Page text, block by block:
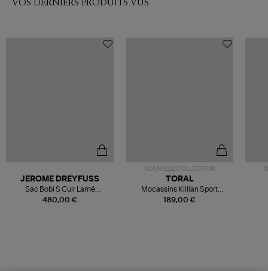
480,00 €
JEROME DREYFUSS
Sac Bobi S Cuir Lamé
Champagne
NOUVELLE COLLECTION
189,00 €
TORAL
Mocassins Killian Sport
Mousse